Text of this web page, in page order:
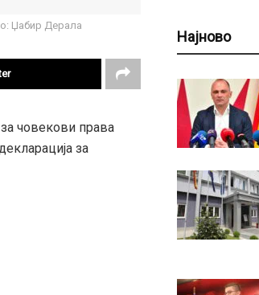
Џабир Дерала
човекови права
за
Најново